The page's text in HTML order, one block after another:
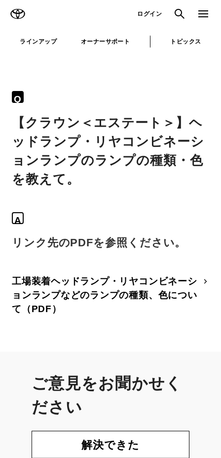
ログイン 検索 メニュ
ラインアップ オーナーサポート トピックス
Q
【クラウン＜エステート＞】ヘ
ッドランプ・リヤコンビネーシ
ョンランプのランプの種類・色
を教えて。
A
リンク先のPDFを参照ください。
工場装着ヘッドランプ・リヤコンビネーシ
ョンランプなどのランプの種類、色につい
て（PDF）
ご意見をお聞かせく
ださい
解決できた